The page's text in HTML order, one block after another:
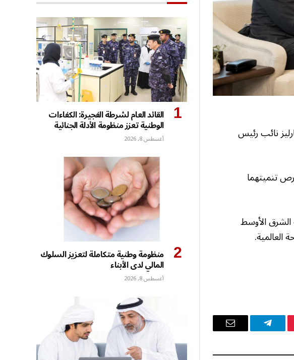
نائب رئيس
تنميتهما
الأوسط
العالمية.
تيلقرام
البريد
القائد العام لشرطة الفجيرة: الكفاءات
الوطنية تعزز منظومة الأدلة الجنائية
أغسطس 8, 2026
منظومة وطنية متكاملة لتعزيز السلوك
المالي لدى الأبناء
أغسطس 8, 2026